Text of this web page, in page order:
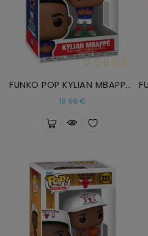
FUNKO POP KYLIAN MBAPPE SELECCION FRANCESA
18,99 €Precio